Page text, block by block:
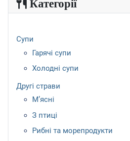
Категорії
Супи
Гарячі супи
Холодні супи
Другі страви
М’ясні
З птиці
Рибні та морепродукти